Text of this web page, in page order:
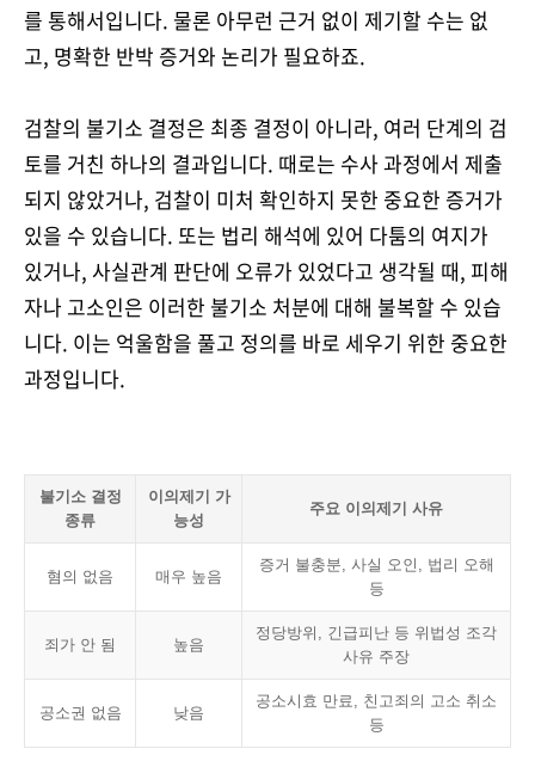
를 통해서입니다. 물론 아무런 근거 없이 제기할 수는 없
고, 명확한 반박 증거와 논리가 필요하죠.
검찰의 불기소 결정은 최종 결정이 아니라, 여러 단계의 검
토를 거친 하나의 결과입니다. 때로는 수사 과정에서 제출
되지 않았거나, 검찰이 미처 확인하지 못한 중요한 증거가
있을 수 있습니다. 또는 법리 해석에 있어 다툼의 여지가
있거나, 사실관계 판단에 오류가 있었다고 생각될 때, 피해
자나 고소인은 이러한 불기소 처분에 대해 불복할 수 있습
니다. 이는 억울함을 풀고 정의를 바로 세우기 위한 중요한
과정입니다.
불기소 결정
종류
이의제기 가
능성
주요 이의제기 사유
혐의 없음 매우 높음
증거 불충분, 사실 오인, 법리 오해
등
죄가 안 됨 높음
정당방위, 긴급피난 등 위법성 조각
사유 주장
공소권 없음 낮음
공소시효 만료, 친고죄의 고소 취소
등